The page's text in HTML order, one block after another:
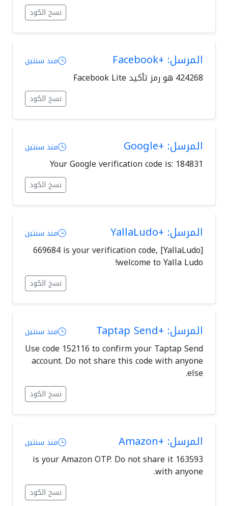
نسخ الكود
المرسل: +Facebook منذ سنتين
نسخ الكود
المرسل: +Google منذ سنتين
Your Google verification code is: 184831
نسخ الكود
المرسل: +YallaLudo منذ سنتين
[YallaLudo] 669684 is your verification code,
welcome to Yalla Ludo!
نسخ الكود
المرسل: +Taptap Send منذ سنتين
Use code 152116 to confirm your Taptap Send
account. Do not share this code with anyone
else.
نسخ الكود
المرسل: +Amazon منذ سنتين
163593 is your Amazon OTP. Do not share it
with anyone.
نسخ الكود